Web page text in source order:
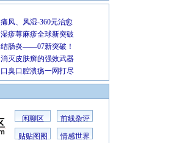
闲聊区 前线杂评
贴贴图图 情感世界